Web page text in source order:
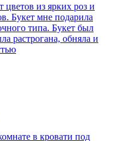
из ярких роз и
Букет мне подарила
типа. Букет был
растрогана, обняла и
в кровати под